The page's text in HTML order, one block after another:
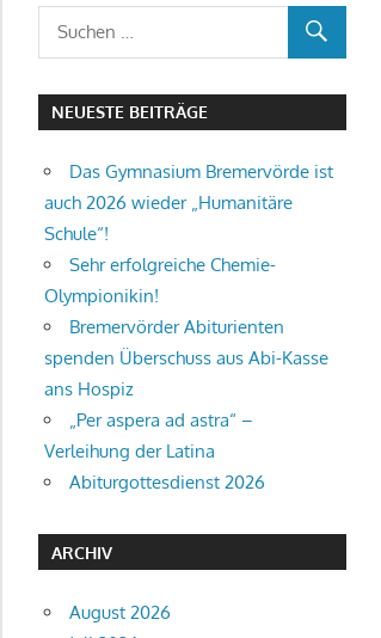
NEUESTE BEITRÄGE
Das Gymnasium Bremervörde ist
auch 2026 wieder „Humanitäre
Schule“!
Sehr erfolgreiche Chemie-
Olympionikin!
Bremervörder Abiturienten
spenden Überschuss aus Abi-Kasse
ans Hospiz
„Per aspera ad astra“ –
Verleihung der Latina
Abiturgottesdienst 2026
ARCHIV
August 2026